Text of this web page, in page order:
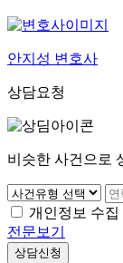
안지성 변호사
상담요청
비슷한 사건으로
개인정보 수집
전문보기
상담신청